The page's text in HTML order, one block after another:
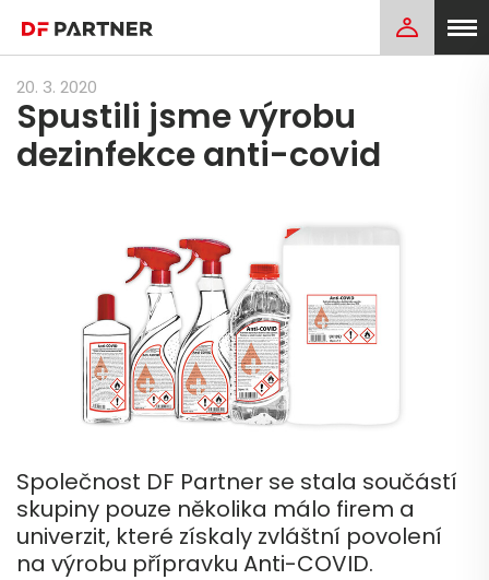
20. 3. 2020
Spustili jsme výrobu
dezinfekce anti-covid
Společnost DF Partner se stala součástí
skupiny pouze několika málo firem a
univerzit, které získaly zvláštní povolení
na výrobu přípravku Anti-COVID.